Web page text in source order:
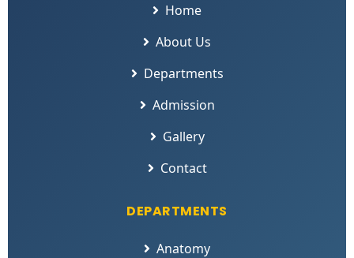
Home
About Us
Departments
Admission
Gallery
Contact
DEPARTMENTS
Anatomy